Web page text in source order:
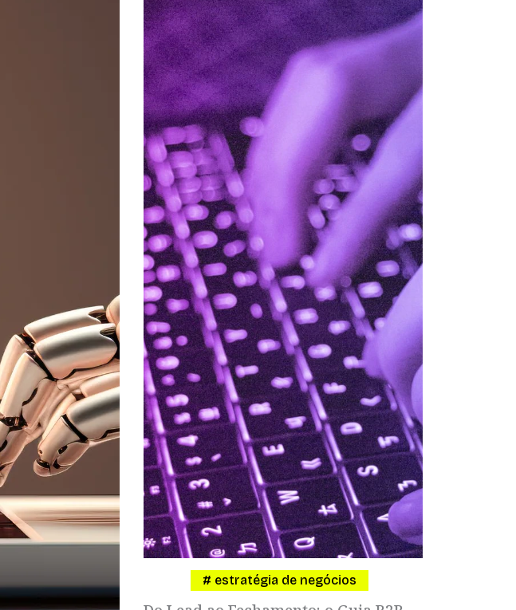
estratégia de negócios